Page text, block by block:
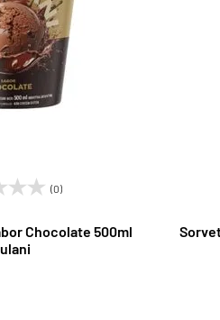
(0)
Chocolate 500ml